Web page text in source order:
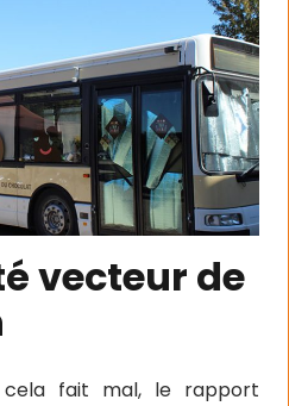
vecteur de
fait mal, le rapport